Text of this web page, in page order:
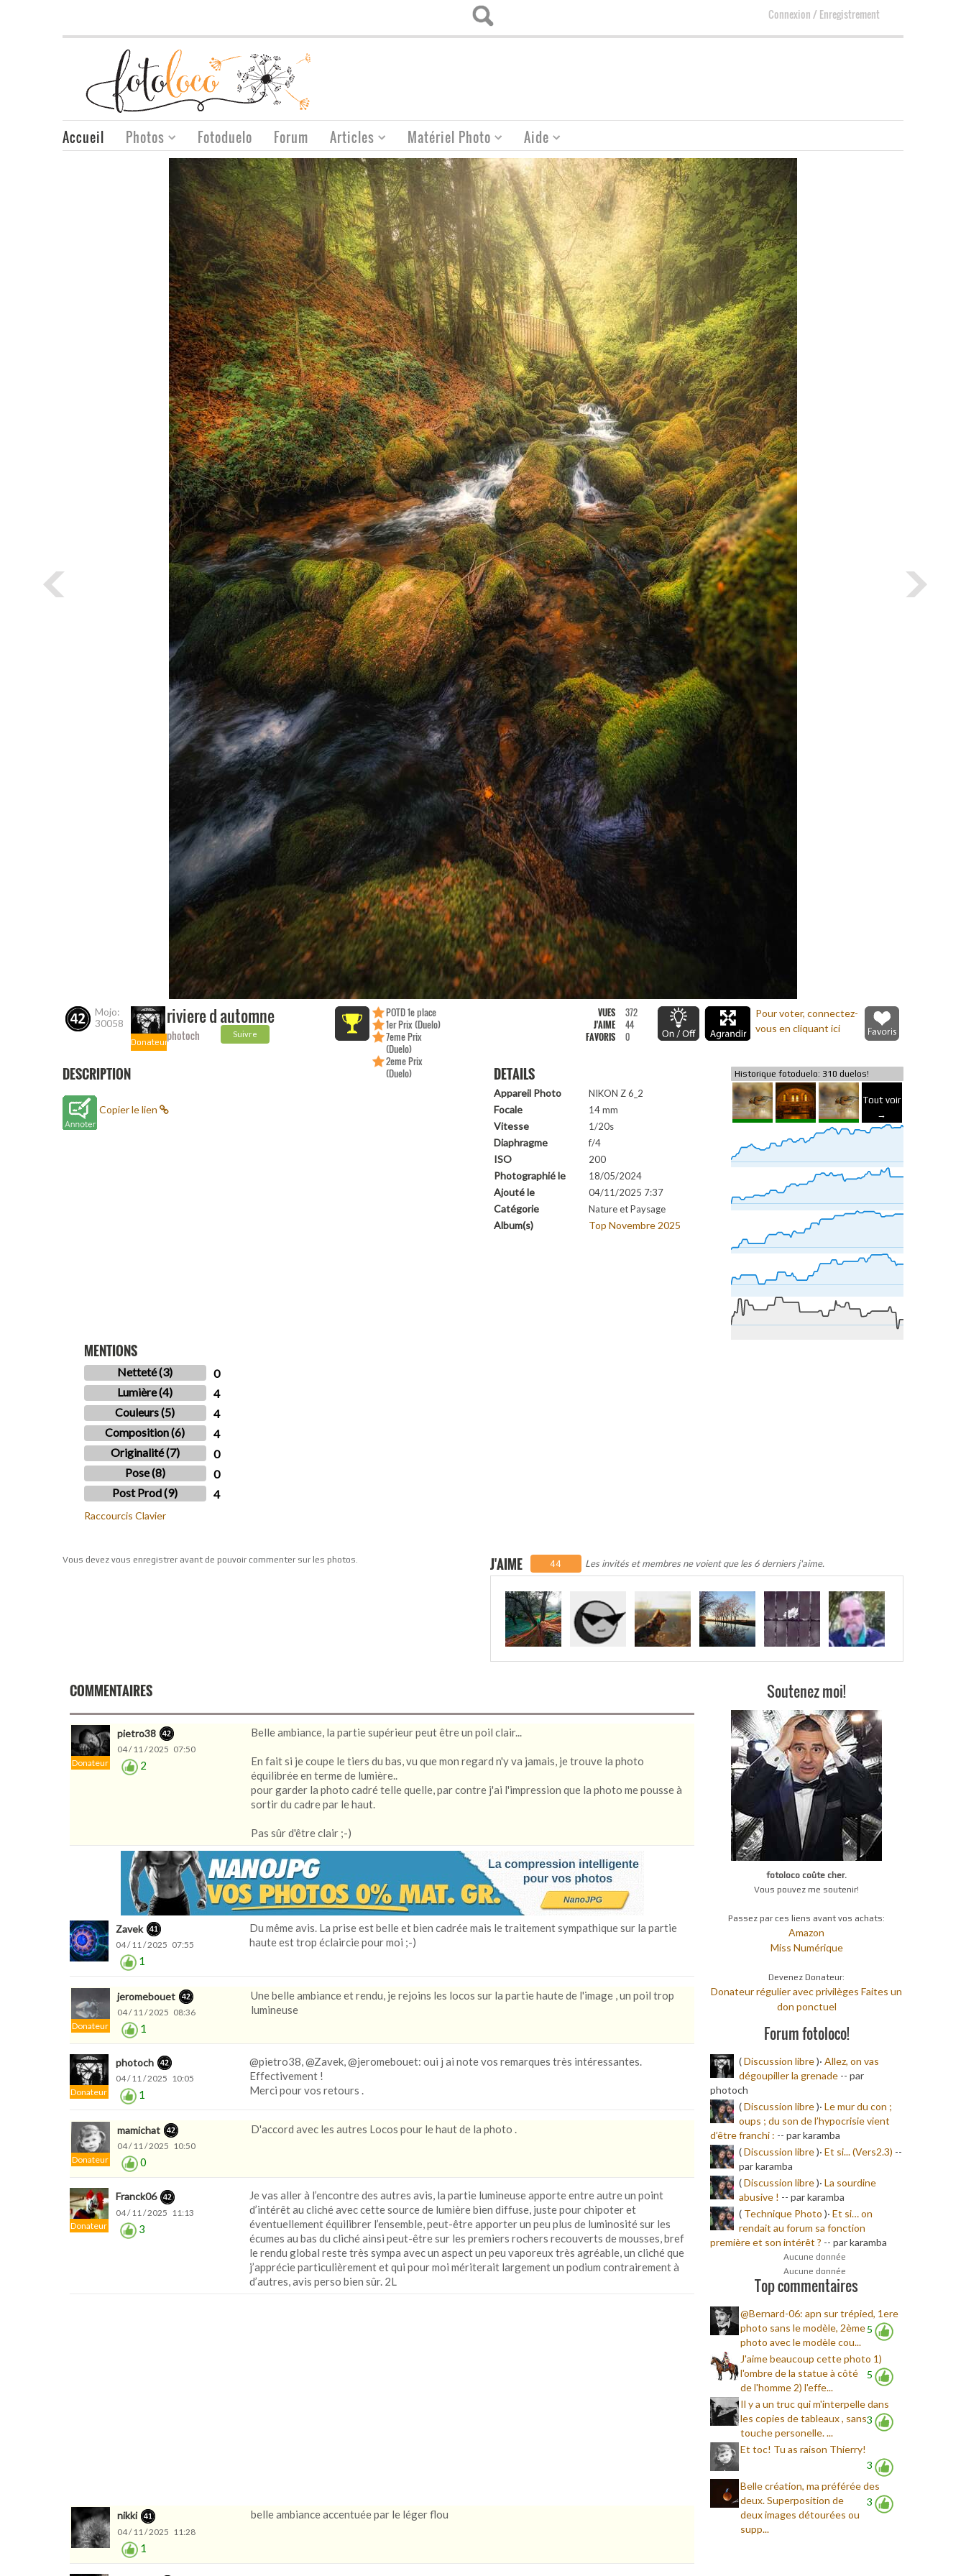
Connexion/Enregistrement
Accueil Photos Fotoduelo Forum Articles Matériel Photo Aide
Mojo:
30058
Donateur
riviere d automne
photoch Suivre
POTD 1e place
1er Prix (Duelo)
7eme Prix
(Duelo)
2eme Prix
(Duelo)
VUES
J'AIME
FAVORIS
372
44
0
Pour voter, connectez-
vous en cliquant ici
DESCRIPTION
Copier le lien
DETAILS
Appareil Photo NIKON Z 6_2
Focale 14 mm
Vitesse 1/20s
Diaphragme f/4
ISO 200
Photographié le 18/05/2024
Ajouté le 04/11/2025 7:37
Catégorie Nature et Paysage
Album(s) Top Novembre 2025
Historique fotoduelo: 310 duelos!
Tout voir
→
MENTIONS
Netteté (3)
0
Lumière (4)
4
Couleurs (5)
4
Composition (6)
4
Originalité (7)
0
Pose (8)
0
Post Prod (9)
4
Raccourcis Clavier
Vous devez vous enregistrer avant de pouvoir commenter sur les photos. J'AIME 44 Les invités et membres ne voient que les 6 derniers j'aime.
.
COMMENTAIRES
Donateur
pietro38
04 / 11 / 2025 07:50
2
Belle ambiance, la partie supérieur peut être un poil clair...
En fait si je coupe le tiers du bas, vu que mon regard n'y va jamais, je trouve la photo
équilibrée en terme de lumière..
pour garder la photo cadré telle quelle, par contre j'ai l'impression que la photo me pousse à
sortir du cadre par le haut.
Pas sûr d'être clair ;-)
Zavek
04 / 11 / 2025 07:55
1
Du même avis. La prise est belle et bien cadrée mais le traitement sympathique sur la partie
haute est trop éclaircie pour moi ;-)
Donateur
jeromebouet
04 / 11 / 2025 08:36
1
Une belle ambiance et rendu, je rejoins les locos sur la partie haute de l'image , un poil trop
lumineuse
Donateur
photoch
04 / 11 / 2025 10:05
1
@pietro38, @Zavek, @jeromebouet: oui j ai note vos remarques très intéressantes.
Effectivement !
Merci pour vos retours .
Donateur
mamichat
04 / 11 / 2025 10:50
0
D'accord avec les autres Locos pour le haut de la photo .
Donateur
Franck06
04 / 11 / 2025 11:13
3
Je vas aller à l’encontre des autres avis, la partie lumineuse apporte entre autre un point
d’intérêt au cliché avec cette source de lumière bien diffuse, juste pour chipoter et
éventuellement équilibrer l’ensemble, peut-être apporter un peu plus de luminosité sur les
écumes au bas du cliché ainsi peut-être sur les premiers rochers recouverts de mousses, bref
le rendu global reste très sympa avec un aspect un peu vaporeux très agréable, un cliché que
j’apprécie particulièrement et qui pour moi mériterait largement un podium contrairement à
d’autres, avis perso bien sûr. 2L
nikki
04 / 11 / 2025 11:28
1
belle ambiance accentuée par le léger flou
Soutenez moi!
fotoloco coûte cher.
Vous pouvez me soutenir!
Passez par ces liens avant vos achats:
Amazon
Miss Numérique
Devenez Donateur:
Donateur régulier avec privilèges Faites un
don ponctuel
Forum fotoloco!
(Discussion libre)·Allez, on vas
dégoupiller la grenade -- par
photoch
(Discussion libre)·Le mur du con ;
oups ; du son de l’hypocrisie vient
d’être franchi : -- par karamba
(Discussion libre)·Et si... (Vers2.3) --
par karamba
(Discussion libre)·La sourdine
abusive ! -- par karamba
( Technique Photo )·Et si… on
rendait au forum sa fonction
première et son intérêt ? -- par karamba
Aucune donnée
Aucune donnée
Top commentaires
5
@Bernard-06: apn sur trépied, 1ere
photo sans le modèle, 2ème
photo avec le modèle cou...
5
J'aime beaucoup cette photo 1)
l'ombre de la statue à côté
de l'homme 2) l'effe...
3
Il y a un truc qui m'interpelle dans
les copies de tableaux , sans
touche personelle. ...
3
Et toc! Tu as raison Thierry!
3
Belle création, ma préférée des
deux. Superposition de
deux images détourées ou
supp...